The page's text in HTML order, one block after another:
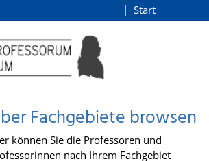
Start
Fachgebiete browsen
können Sie die Professoren und
nach Ihrem Fachgebiet